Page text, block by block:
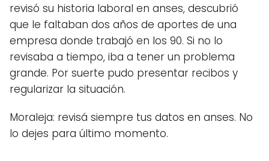
revisó su historia laboral en anses, descubrió
que le faltaban dos años de aportes de una
empresa donde trabajó en los 90. Si no lo
revisaba a tiempo, iba a tener un problema
grande. Por suerte pudo presentar recibos y
regularizar la situación.
Moraleja: revisá siempre tus datos en anses. No
lo dejes para último momento.